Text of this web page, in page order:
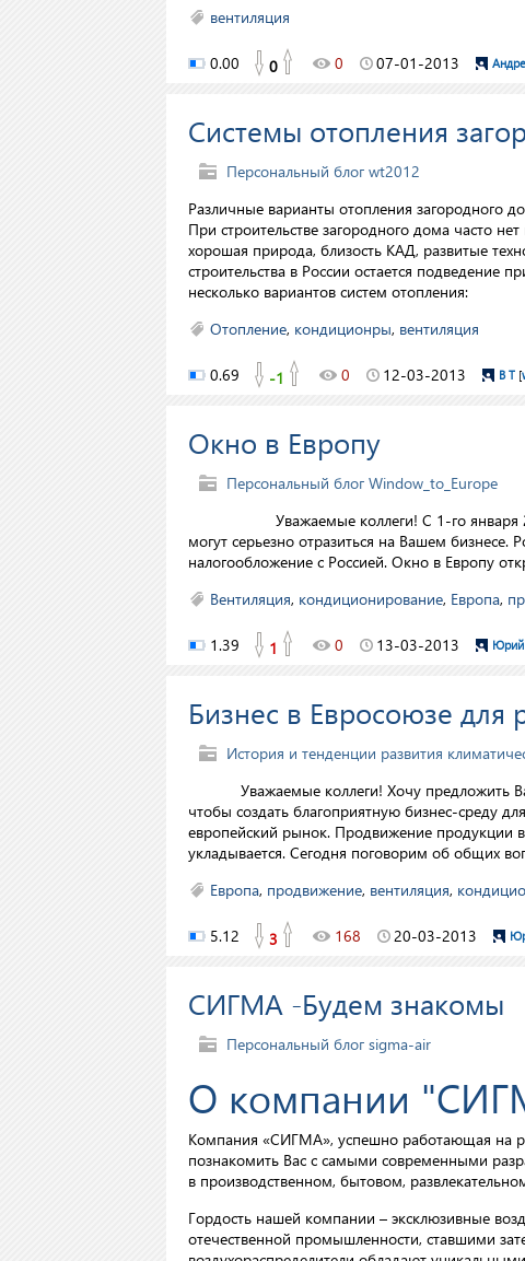
вентиляция
0.00 0 0 07-01-2013
Системы отопления
Персональный блог wt2012
Различные варианты отопления загородного
При строительстве загородного дома часто
хорошая природа, близость КАД, развитые
строительства в России остается подведение
несколько вариантов систем отопления:
Отопление, кондиционры, вентиляция
0.69 -1 0 12-03-2013 В Т [
Окно в Европу
Персональный блог Window_to_Europe
Уважаемые коллеги! С 1-го января
могут серьезно отразиться на Вашем
налогообложение с Россией. Окно в Европу
Вентиляция, кондиционирование, Европа,
1.39 1 0 13-03-2013 Юрий
Бизнес в Евросоюзе для
История и тенденции развития
Уважаемые коллеги! Хочу предложить
чтобы создать благоприятную бизнес-среду
европейский рынок. Продвижение продукции
укладывается. Сегодня поговорим об общих
Европа, продвижение, вентиляция,
5.12 3 168 20-03-2013
СИГМА -Будем знакомы
Персональный блог sigma-air
О компании
Компания «СИГМА», успешно работающая на
познакомить Вас с самыми современными
в производственном, бытовом,
Гордость нашей компании – эксклюзивные
отечественной промышленности, ставшими